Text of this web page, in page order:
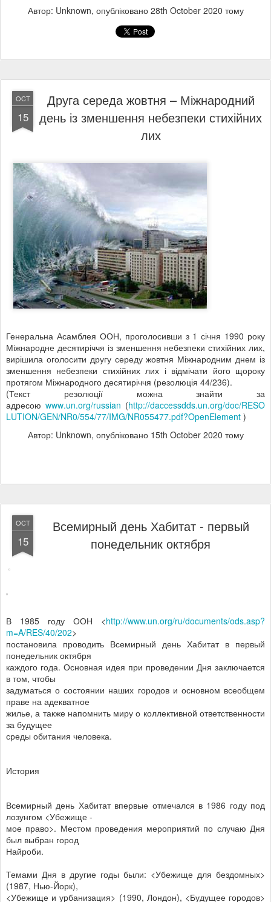
Автор: Unknown, опубліковано 28th October 2020 тому
OCT
15
Друга середа жовтня – Міжнародний
день із зменшення небезпеки стихійних
лих
Генеральна Асамблея ООН, проголосивши з 1 січня 1990 року
Міжнародне десятиріччя із зменшення небезпеки стихійних лих,
вирішила оголосити другу середу жовтня Міжнародним днем із
зменшення небезпеки стихійних лих і відмічати його щороку
протягом Міжнародного десятиріччя (резолюція 44/236).
(Текст резолюції можна знайти за
адресою www.un.org/russian (http://daccessdds.un.org/doc/RESO
LUTION/GEN/NR0/554/77/IMG/NR055477.pdf?OpenElement )
Автор: Unknown, опубліковано 15th October 2020 тому
OCT
15
Всемирный день Хабитат - первый
понедельник октября
В 1985 году ООН <http://www.un.org/ru/documents/ods.asp?
m=A/RES/40/202>
постановила проводить Всемирный день Хабитат в первый
понедельник октября
каждого года. Основная идея при проведении Дня заключается
в том, чтобы
задуматься о состоянии наших городов и основном всеобщем
праве на адекватное
жилье, а также напомнить миру о коллективной ответственности
за будущее
среды обитания человека.
История
Всемирный день Хабитат впервые отмечался в 1986 году под
лозунгом <Убежище -
мое право>. Местом проведения мероприятий по случаю Дня
был выбран город
Найроби.
Темами Дня в другие годы были: <Убежище для бездомных>
(1987, Нью-Йорк),
<Убежище и урбанизация> (1990, Лондон), <Будущее городов>